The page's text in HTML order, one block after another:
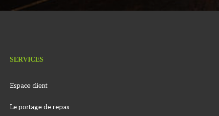
SERVICES
Espace client
Le portage de repas